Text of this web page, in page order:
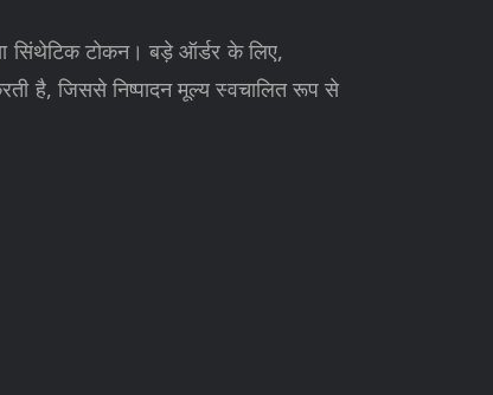
सिंथेटिक टोकन। बड़े ऑर्डर के लिए,
है, जिससे निष्पादन मूल्य स्वचालित रूप से